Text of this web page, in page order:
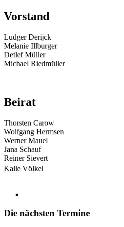
Vorstand
Ludger Derijck
Melanie Illburger
Detlef Müller
Michael Riedmüller
Beirat
Thorsten Carow
Wolfgang Hermsen
Werner Mauel
Jana Schauf
Reiner Sievert
Kalle Völkel
Die nächsten Termine